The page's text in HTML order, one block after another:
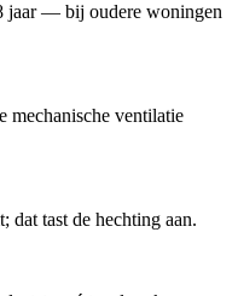
jaar — bij oudere woningen
mechanische ventilatie
dat tast de hechting aan.